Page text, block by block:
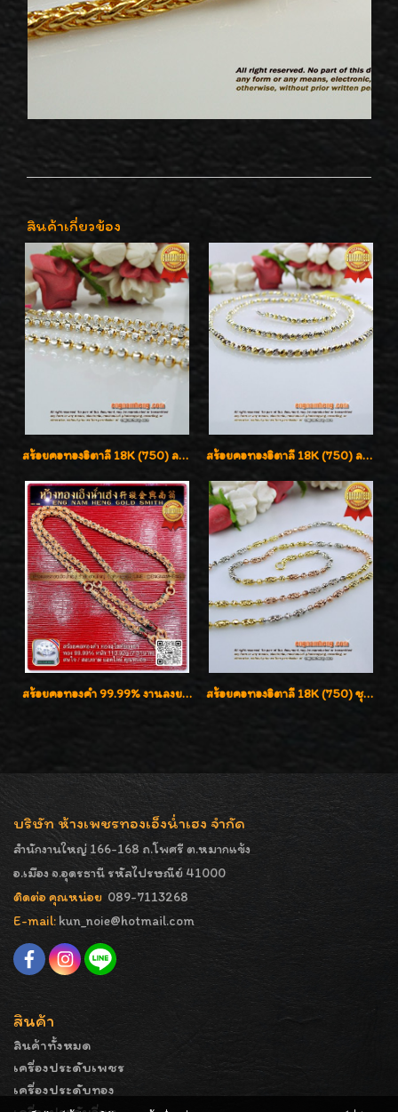
สินค้าเกี่ยวข้อง
สร้อยคอทองอิตาลี 18K (750) ลายยินตันแกะมูนคัดสวย ลายนี้เงามากๆค่ะ ใส่ทนแข็งแรง สร้อยคอทองอิตาลี 18K (750) ลายสวยตัดเหลี่ยมคมชัด ใส่สวยน่ารักค่ะ
สร้อยคอทองคำ 99.99% งานลงยาสุโขทัยแท้ งานช่างทองโบราณ หรูหรา น่าสะสมค่ะ สร้อยคอทองอิตาลี 18K (750) ชุบ 3 สี แกะลายสวยรุ่นใหม่ ลายละเอียดเงาวิบวับค่ะ
บริษัท ห้างเพชรทองเอ็งน่ำเฮง จำกัด
สำนักงานใหญ่ 166-168 ถ.โพศรี ต.หมากแข้ง
อ.เมือง จ.อุดรธานี รหัสไปรษณีย์ 41000
ติดต่อ คุณหน่อย 089-7113268
E-mail: kun_noie@hotmail.com
สินค้า
สินค้าทั้งหมด
เครื่องประดับเพชร
เครื่องประดับทอง